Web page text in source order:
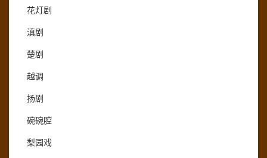
花灯剧
滇剧
楚剧
越调
扬剧
碗碗腔
梨园戏